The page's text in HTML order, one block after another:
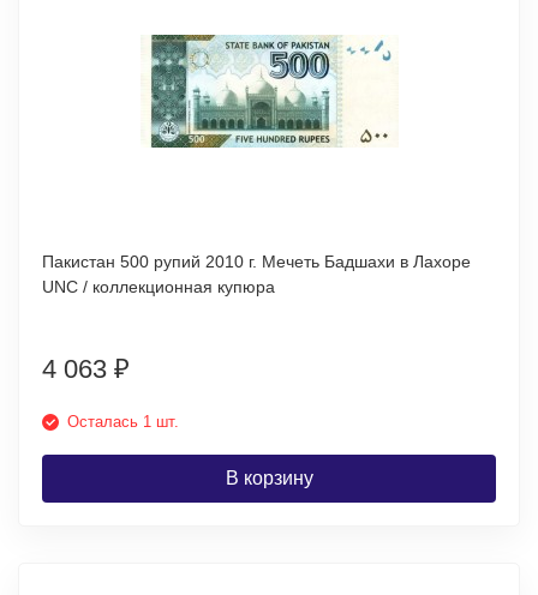
Пакистан 500 рупий 2010 г. Мечеть Бадшахи в Лахоре
UNC / коллекционная купюра
4 063 ₽
Осталась 1 шт.
В корзину